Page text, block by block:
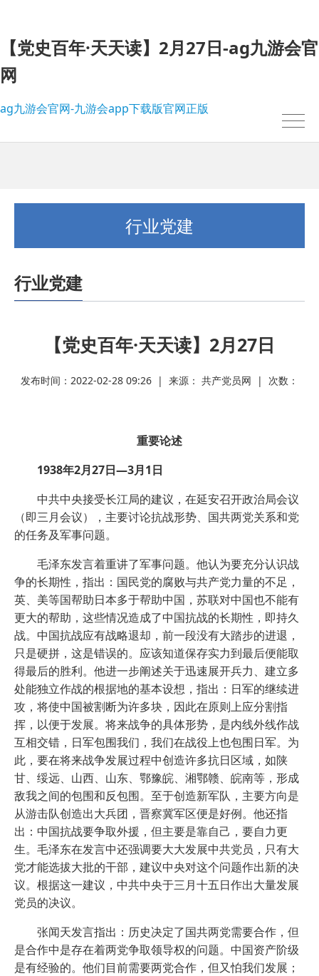
【党史百年·天天读】2月27日-ag九游会官
网
ag九游会官网-九游会app下载版官网正版
行业党建
行业党建
【党史百年·天天读】2月27日
发布时间：2022-02-28 09:26 | 来源： 共产党员网 | 次数：
重要论述
1938年2月27日—3月1日
中共中央接受长江局的建议，在延安召开政治局会议
（即三月会议），主要讨论抗战形势、国共两党关系和党
的任务及军事问题。
毛泽东发言着重讲了军事问题。他认为要充分认识战
争的长期性，指出：国民党的腐败与共产党力量的不足，
英、美等国帮助日本多于帮助中国，苏联对中国也不能有
更大的帮助，这些情况造成了中国抗战的长期性，即持久
战。中国抗战应有战略退却，前一段没有大踏步的进退，
只是硬拼，这是错误的。应该知道保存实力到最后便能取
得最后的胜利。他进一步阐述关于迅速展开兵力、建立多
处能独立作战的根据地的基本设想，指出：日军的继续进
攻，将使中国被割断为许多块，因此在原则上应分割指
挥，以便于发展。将来战争的具体形势，是内线外线作战
互相交错，日军包围我们，我们在战役上也包围日军。为
此，要在将来战争发展过程中创造许多抗日区域，如陕
甘、绥远、山西、山东、鄂豫皖、湘鄂赣、皖南等，形成
敌我之间的包围和反包围。至于创造新军队，主要方向是
从游击队创造出大兵团，晋察冀军区便是好例。他还指
出：中国抗战要争取外援，但主要是靠自己，要自力更
生。毛泽东在发言中还强调要大大发展中共党员，只有大
党才能选拔大批的干部，建议中央对这个问题作出新的决
议。根据这一建议，中共中央于三月十五日作出大量发展
党员的决议。
张闻天发言指出：历史决定了国共两党需要合作，但
是合作中是存在着两党争取领导权的问题。中国资产阶级
是有经验的。他们目前需要两党合作，但又怕我们发展；